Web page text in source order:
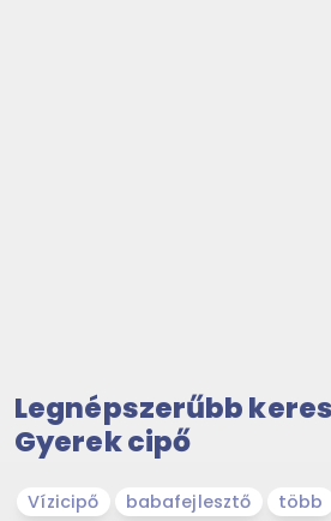
Legnépszerűbb
Gyerek cipő
Vízicipő babafejlesztő több